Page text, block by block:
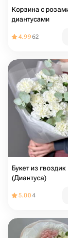
Корзина с
диантусами
4.9962
Букет из гвоздик
(Диантуса)
5.004